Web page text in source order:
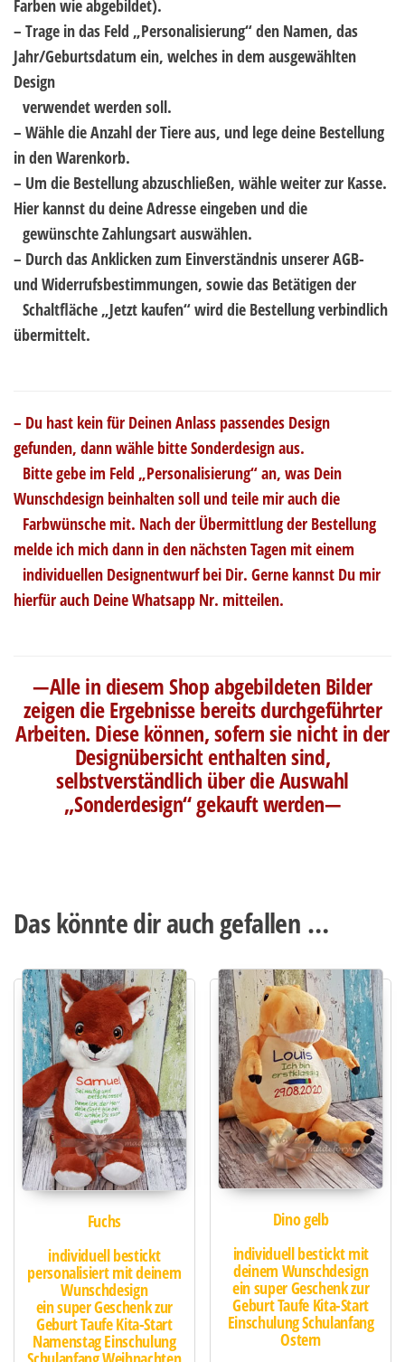
Farben wie abgebildet).
– Trage in das Feld „Personalisierung“ den Namen, das
Jahr/Geburtsdatum ein, welches in dem ausgewählten
Design
verwendet werden soll.
– Wähle die Anzahl der Tiere aus, und lege deine Bestellung
in den Warenkorb.
– Um die Bestellung abzuschließen, wähle weiter zur Kasse.
Hier kannst du deine Adresse eingeben und die
gewünschte Zahlungsart auswählen.
– Durch das Anklicken zum Einverständnis unserer AGB-
und Widerrufsbestimmungen, sowie das Betätigen der
Schaltfläche „Jetzt kaufen“ wird die Bestellung verbindlich
übermittelt.
– Du hast kein für Deinen Anlass passendes Design
gefunden, dann wähle bitte Sonderdesign aus.
Bitte gebe im Feld „Personalisierung“ an, was Dein
Wunschdesign beinhalten soll und teile mir auch die
Farbwünsche mit. Nach der Übermittlung der Bestellung
melde ich mich dann in den nächsten Tagen mit einem
individuellen Designentwurf bei Dir. Gerne kannst Du mir
hierfür auch Deine Whatsapp Nr. mitteilen.
—Alle in diesem Shop abgebildeten Bilder
zeigen die Ergebnisse bereits durchgeführter
Arbeiten. Diese können, sofern sie nicht in der
Designübersicht enthalten sind,
selbstverständlich über die Auswahl
„Sonderdesign“ gekauft werden—
Das könnte dir auch gefallen …
Fuchs
individuell bestickt
personalisiert mit deinem
Wunschdesign
ein super Geschenk zur
Geburt Taufe Kita-Start
Namenstag Einschulung
Dino gelb
individuell bestickt mit
deinem Wunschdesign
ein super Geschenk zur
Geburt Taufe Kita-Start
Einschulung Schulanfang
Ostern